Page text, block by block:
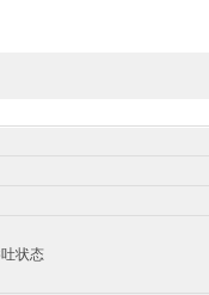
状态